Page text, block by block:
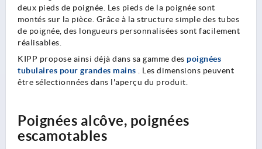
deux pieds de poignée. Les pieds de la poignée sont
montés sur la pièce. Grâce à la structure simple des tubes
de poignée, des longueurs personnalisées sont facilement
réalisables.
KIPP propose ainsi déjà dans sa gamme des poignées
tubulaires pour grandes mains . Les dimensions peuvent
être sélectionnées dans l'aperçu du produit.
Poignées alcôve, poignées
escamotables